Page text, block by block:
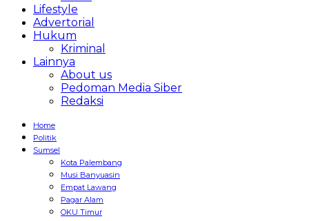
Lifestyle
Advertorial
Hukum
Kriminal
Lainnya
About us
Pedoman Media Siber
Redaksi
Home
Politik
Sumsel
Kota Palembang
Musi Banyuasin
Empat Lawang
Pagar Alam
OKU Timur